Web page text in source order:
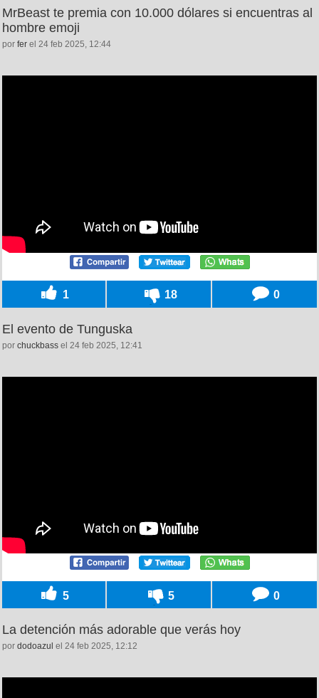
MrBeast te premia con 10.000 dólares si encuentras al
hombre emoji
por fer el 24 feb 2025, 12:44
1 18 0
El evento de Tunguska
por chuckbass el 24 feb 2025, 12:41
5 5 0
La detención más adorable que verás hoy
por dodoazul el 24 feb 2025, 12:12